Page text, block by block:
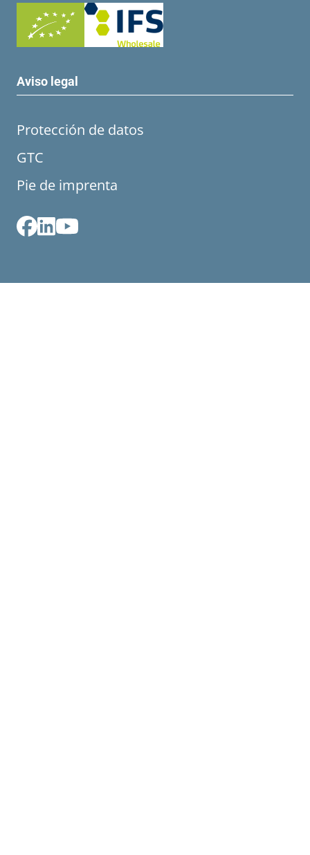
Aviso legal
Protección de datos
GTC
Pie de imprenta